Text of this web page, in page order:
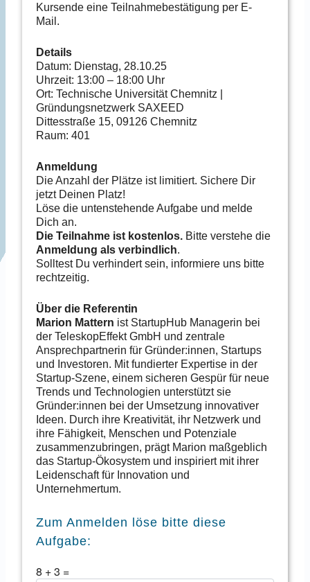
Kursende eine Teilnahmebestätigung per E-
Mail.
Details
Datum: Dienstag, 28.10.25
Uhrzeit: 13:00 – 18:00 Uhr
Ort: Technische Universität Chemnitz |
Gründungsnetzwerk SAXEED
Dittesstraße 15, 09126 Chemnitz
Raum: 401
Anmeldung
Die Anzahl der Plätze ist limitiert. Sichere Dir
jetzt Deinen Platz!
Löse die untenstehende Aufgabe und melde
Dich an.
Die Teilnahme ist kostenlos.Bitte verstehe die
Anmeldung als verbindlich.
Solltest Du verhindert sein, informiere uns bitte
rechtzeitig.
Über die Referentin
Marion Mattern ist StartupHub Managerin bei
der TeleskopEffekt GmbH und zentrale
Ansprechpartnerin für Gründer:innen, Startups
und Investoren. Mit fundierter Expertise in der
Startup-Szene, einem sicheren Gespür für neue
Trends und Technologien unterstützt sie
Gründer:innen bei der Umsetzung innovativer
Ideen. Durch ihre Kreativität, ihr Netzwerk und
ihre Fähigkeit, Menschen und Potenziale
zusammenzubringen, prägt Marion maßgeblich
das Startup-Ökosystem und inspiriert mit ihrer
Leidenschaft für Innovation und
Unternehmertum.
Zum Anmelden löse bitte diese
Aufgabe:
8 +3 =